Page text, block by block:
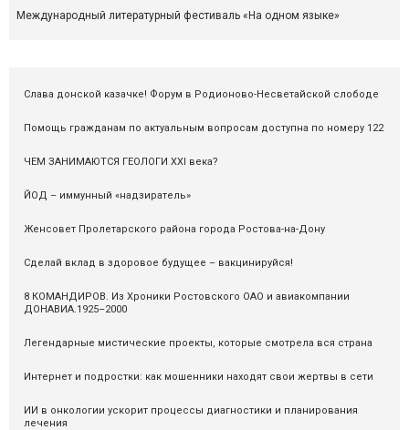
Международный литературный фестиваль «На одном языке»
Слава донской казачке! Форум в Родионово-Несветайской слободе
Помощь гражданам по актуальным вопросам доступна по номеру 122
ЧЕМ ЗАНИМАЮТСЯ ГЕОЛОГИ XXI века?
ЙОД – иммунный «надзиратель»
Женсовет Пролетарского района города Ростова-на-Дону
Сделай вклад в здоровое будущее – вакцинируйся!
8 КОМАНДИРОВ. Из Хроники Ростовского ОАО и авиакомпании
ДОНАВИА.1925–2000
Легендарные мистические проекты, которые смотрела вся страна
Интернет и подростки: как мошенники находят свои жертвы в сети
ИИ в онкологии ускорит процессы диагностики и планирования
лечения